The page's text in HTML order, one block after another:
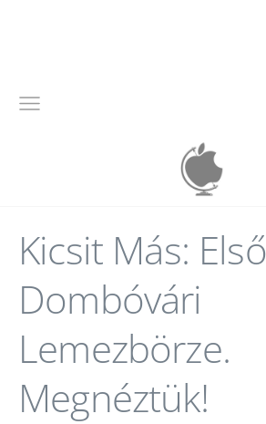
Kicsit Más: Első
Dombóvári
Lemezbörze.
Megnéztük!